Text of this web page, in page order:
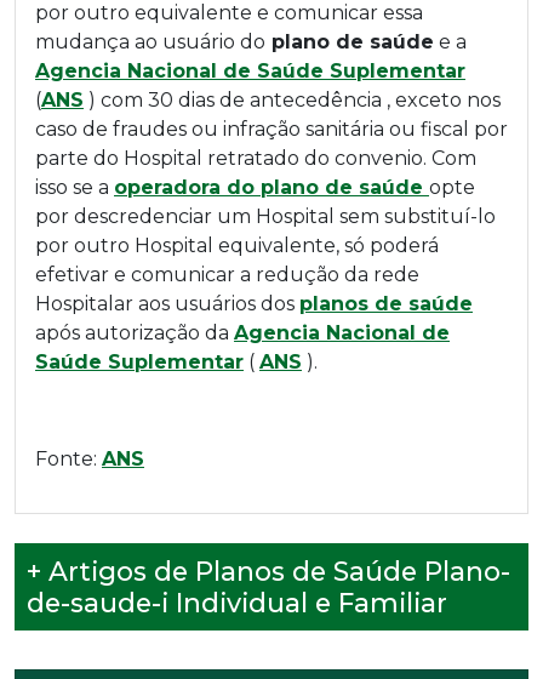
por outro equivalente e comunicar essa
mudança ao usuário do plano de saúde e a
Agencia Nacional de Saúde Suplementar
(ANS ) com 30 dias de antecedência , exceto nos
caso de fraudes ou infração sanitária ou fiscal por
parte do Hospital retratado do convenio. Com
isso se a operadora do plano de saúde opte
por descredenciar um Hospital sem substituí-lo
por outro Hospital equivalente, só poderá
efetivar e comunicar a redução da rede
Hospitalar aos usuários dos planos de saúde
após autorização da Agencia Nacional de
Saúde Suplementar ( ANS ).
Fonte: ANS
+ Artigos de Planos de Saúde Plano-
de-saude-i Individual e Familiar